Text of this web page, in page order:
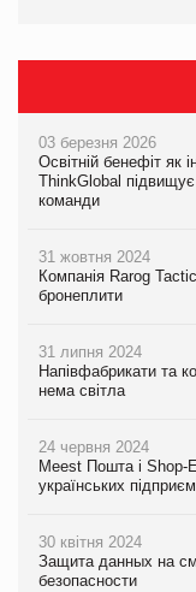
03 березня 2026
Освітній бенефіт як
ThinkGlobal підвищує
команди
31 жовтня 2024
Компанія Rarog
бронеплити
31 липня 2024
Напівфабрикати та
нема світла
24 червня 2024
Meest Пошта і
українських
30 квітня 2024
Защита данных на
безопасности